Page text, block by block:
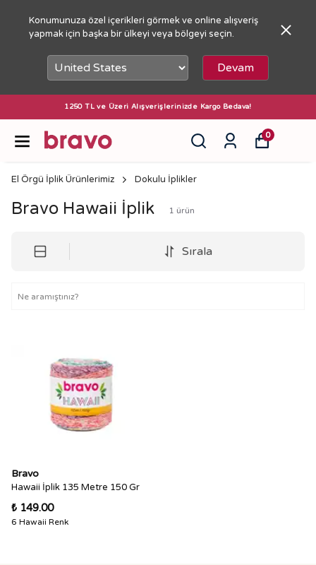
Konumunuza özel içerikleri görmek ve online alışveriş
yapmak için başka bir ülkeyi veya bölgeyi seçin.
Devam
1250 TL ve Üzeri Alışverişlerinizde Kargo Bedava!
0
El Örgü İplik Ürünlerimiz Dokulu İplikler
Bravo Hawaii İplik 1 ürün
Sırala
Bravo
Hawaii İplik 135 Metre 150 Gr
₺ 149.00
6 Hawaii Renk